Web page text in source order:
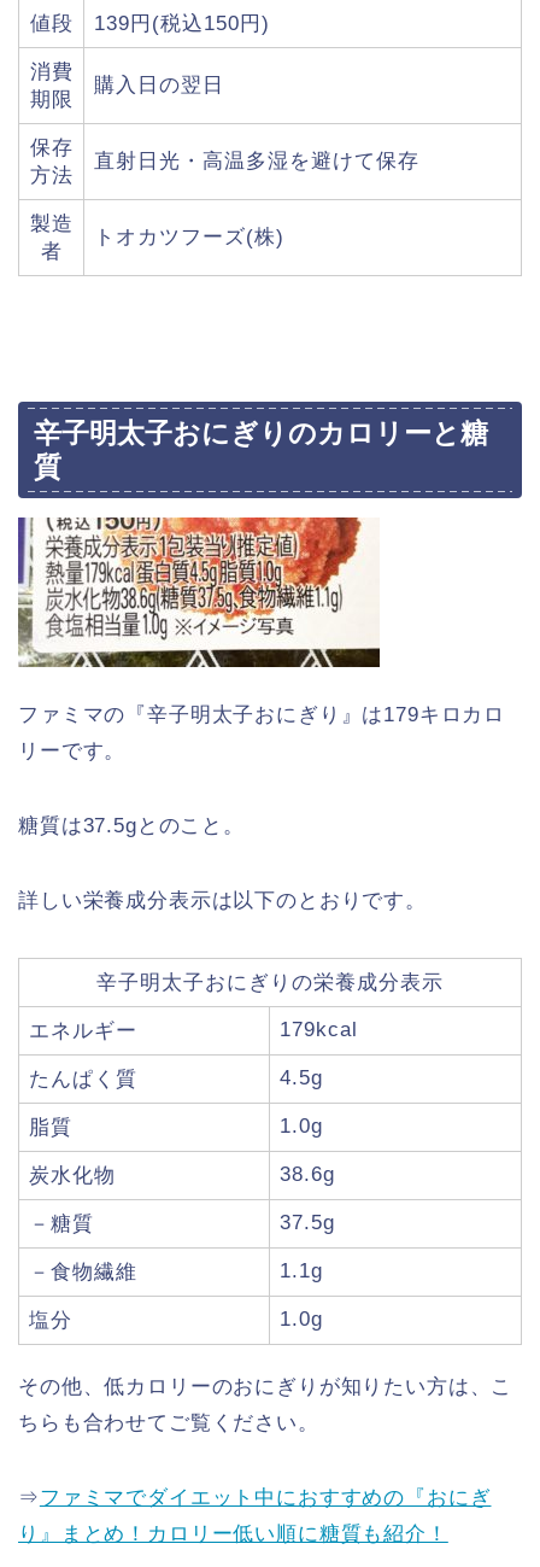
値段 139円(税込150円)
消費
期限
購入日の翌日
保存
方法
直射日光・高温多湿を避けて保存
製造
者
トオカツフーズ(株)
辛子明太子おにぎりのカロリーと糖
質
ファミマの『辛子明太子おにぎり』は179キロカロ
リーです。
糖質は37.5gとのこと。
詳しい栄養成分表示は以下のとおりです。
辛子明太子おにぎりの栄養成分表示
エネルギー 179kcal
たんぱく質 4.5g
脂質 1.0g
炭水化物 38.6g
－糖質 37.5g
－食物繊維 1.1g
塩分 1.0g
その他、低カロリーのおにぎりが知りたい方は、こ
ちらも合わせてご覧ください。
⇒ファミマでダイエット中におすすめの『おにぎ
り』まとめ！カロリー低い順に糖質も紹介！